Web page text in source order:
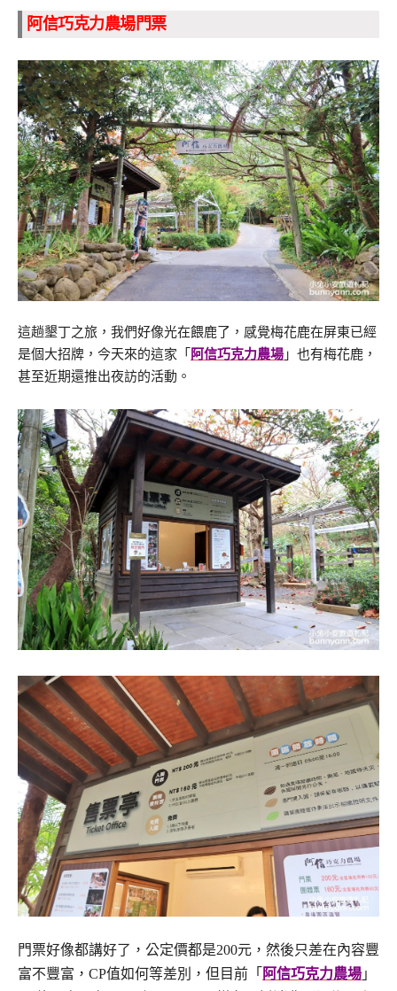
阿信巧克力農場門票
這趟墾丁之旅，我們好像光在餵鹿了，感覺梅花鹿在屏東已經
是個大招牌，今天來的這家「 阿信巧克力農場 」也有梅花鹿，
甚至近期還推出夜訪的活動。
門票好像都講好了，公定價都是200元，然後只差在內容豐
富不豐富，CP值如何等差別，但目前「 阿信巧克力農場 」